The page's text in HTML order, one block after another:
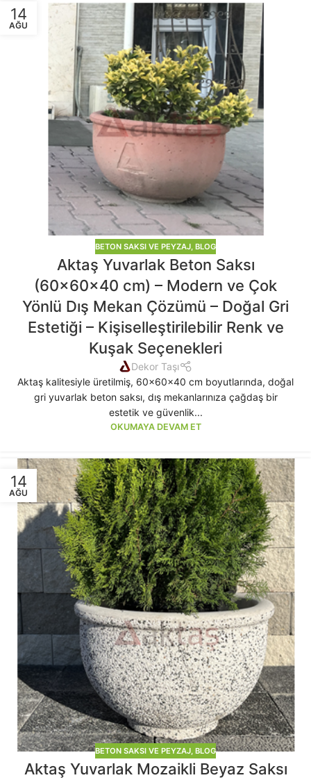
14
AĞU
BETON SAKSI VE PEYZAJ, BLOG
Aktaş Yuvarlak Beton Saksı
(60x60x40 cm) – Modern ve Çok
Yönlü Dış Mekan Çözümü – Doğal Gri
Estetiği – Kişiselleştirilebilir Renk ve
Kuşak Seçenekleri
Dekor Taşı
Aktaş kalitesiyle üretilmiş, 60x60x40 cm boyutlarında, doğal
gri yuvarlak beton saksı, dış mekanlarınıza çağdaş bir
estetik ve güvenlik...
OKUMAYA DEVAM ET
14
AĞU
BETON SAKSI VE PEYZAJ BLOG
Aktaş Yuvarlak Mozaikli Beyaz Saksı